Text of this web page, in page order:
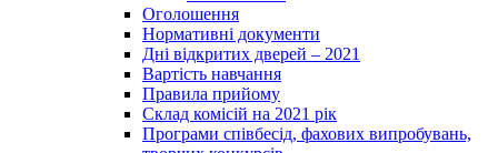
Оголошення
Нормативні документи
Дні відкритих дверей – 2021
Вартість навчання
Правила прийому
Склад комісій на 2021 рік
Програми співбесід, фахових випробувань,